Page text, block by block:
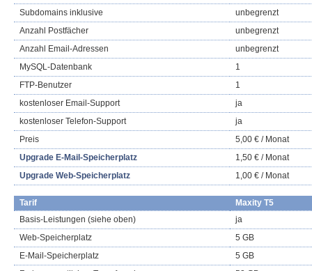
Subdomains inklusive
unbegrenzt
Anzahl Postfächer
unbegrenzt
Anzahl Email-Adressen
unbegrenzt
MySQL-Datenbank
1
FTP-Benutzer
1
kostenloser Email-Support
ja
kostenloser Telefon-Support
ja
Preis
5,00 € / Monat
Upgrade E-Mail-Speicherplatz
1,50 € / Monat
Upgrade Web-Speicherplatz
1,00 € / Monat
Tarif
Maxity T5
Basis-Leistungen (siehe oben)
ja
Web-Speicherplatz
5 GB
E-Mail-Speicherplatz
5 GB